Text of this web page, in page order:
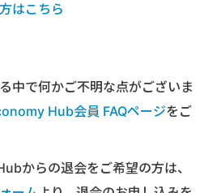
はこちら
中で何かご不明な点がございま
Hub会員 FAQページをご
からの退会をご希望の方は、